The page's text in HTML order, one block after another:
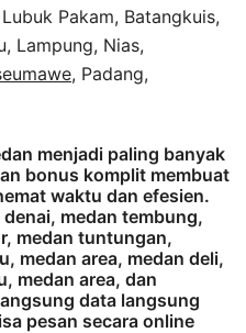
Pakam, Batangkuis,
Lampung, Nias,
, Padang,
menjadi paling banyak
bonus komplit membuat
waktu dan efesien.
medan tembung,
medan tuntungan,
medan area, medan deli,
medan area, dan
data langsung
pesan secara online